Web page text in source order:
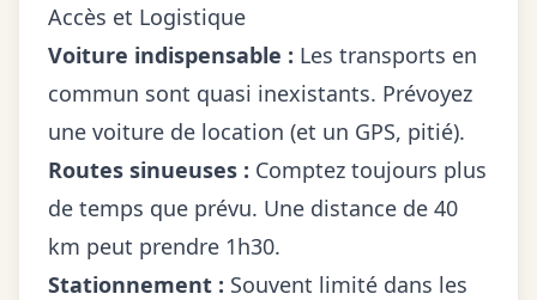
Accès et Logistique
Voiture indispensable : Les transports en
commun sont quasi inexistants. Prévoyez
une voiture de location (et un GPS, pitié).
Routes sinueuses : Comptez toujours plus
de temps que prévu. Une distance de 40
km peut prendre 1h30.
Stationnement : Souvent limité dans les